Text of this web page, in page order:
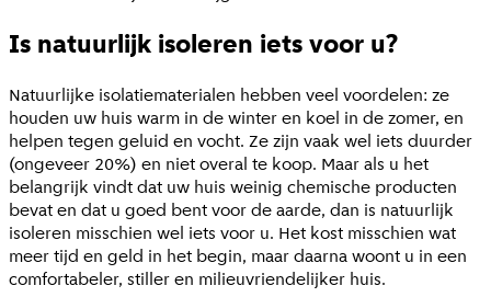
Is natuurlijk isoleren iets voor u?
Natuurlijke isolatiematerialen hebben veel voordelen: ze
houden uw huis warm in de winter en koel in de zomer, en
helpen tegen geluid en vocht. Ze zijn vaak wel iets duurder
(ongeveer 20%) en niet overal te koop. Maar als u het
belangrijk vindt dat uw huis weinig chemische producten
bevat en dat u goed bent voor de aarde, dan is natuurlijk
isoleren misschien wel iets voor u. Het kost misschien wat
meer tijd en geld in het begin, maar daarna woont u in een
comfortabeler, stiller en milieuvriendelijker huis.